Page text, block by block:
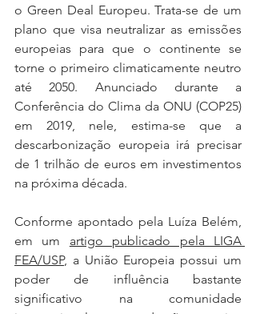
o Green Deal Europeu. Trata-se de um
plano que visa neutralizar as emissões
europeias para que o continente se
torne o primeiro climaticamente neutro
até 2050. Anunciado durante a
Conferência do Clima da ONU (COP25)
em 2019, nele, estima-se que a
descarbonização europeia irá precisar
de 1 trilhão de euros em investimentos
na próxima década.
Conforme apontado pela Luíza Belém,
em um artigo publicado pela LIGA
FEA/USP, a União Europeia possui um
poder de influência bastante
significativo na comunidade